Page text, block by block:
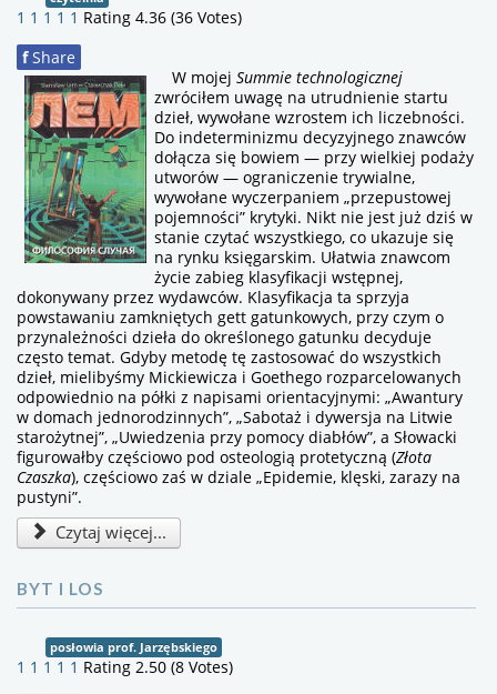
1 1 1 1 1 Rating 4.36 (36 Votes)
f Share
W mojej Summie technologicznej
zwróciłem uwagę na utrudnienie startu
dzieł, wywołane wzrostem ich liczebności.
Do indeterminizmu decyzyjnego znawców
dołącza się bowiem — przy wielkiej podaży
utworów — ograniczenie trywialne,
wywołane wyczerpaniem „przepustowej
pojemności” krytyki. Nikt nie jest już dziś w
stanie czytać wszystkiego, co ukazuje się
na rynku księgarskim. Ułatwia znawcom
życie zabieg klasyfikacji wstępnej,
dokonywany przez wydawców. Klasyfikacja ta sprzyja
powstawaniu zamkniętych gett gatunkowych, przy czym o
przynależności dzieła do określonego gatunku decyduje
często temat. Gdyby metodę tę zastosować do wszystkich
dzieł, mielibyśmy Mickiewicza i Goethego rozparcelowanych
odpowiednio na półki z napisami orientacyjnymi: „Awantury
w domach jednorodzinnych”, „Sabotaż i dywersja na Litwie
starożytnej”, „Uwiedzenia przy pomocy diabłów”, a Słowacki
figurowałby częściowo pod osteologią protetyczną (Złota
Czaszka), częściowo zaś w dziale „Epidemie, klęski, zarazy na
pustyni”.
Czytaj więcej...
BYT I LOS
posłowia prof. Jarzębskiego
1 1 1 1 1 Rating 2.50 (8 Votes)